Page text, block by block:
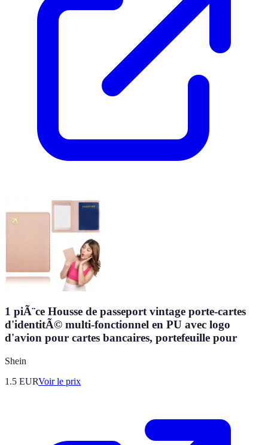
1 piÃ¨ce Housse de passeport vintage porte-cartes
d'identitÃ© multi-fonctionnel en PU avec logo
d'avion pour cartes bancaires, portefeuille pour
Shein
1.5 EURVoir le prix